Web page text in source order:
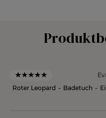
Roter Leopard - Badetuch -